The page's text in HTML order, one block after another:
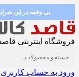
بی وفقه در این
فروشگاه اینترنتی
ورود به حساب کاربری